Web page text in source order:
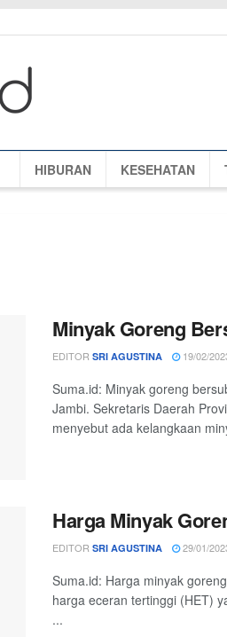
HIBURAN KESEHATAN
Minyak Goreng
EDITOR SRI AGUSTINA 19/02/
Suma.id: Minyak goreng
Jambi. Sekretaris Daerah
menyebut ada kelangkaan
Harga Minyak
EDITOR SRI AGUSTINA 29/01/
Suma.id: Harga minyak
harga eceran tertinggi (HET)
...